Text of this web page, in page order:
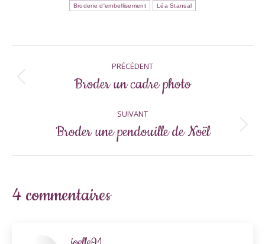
Broderie d'embellisement Léa Stansal
article
PRÉCÉDENT
Article
précédent
:
Broder un cadre photo
SUIVANT
Article
:
Broder une pendouille de Noël
4 commentaires